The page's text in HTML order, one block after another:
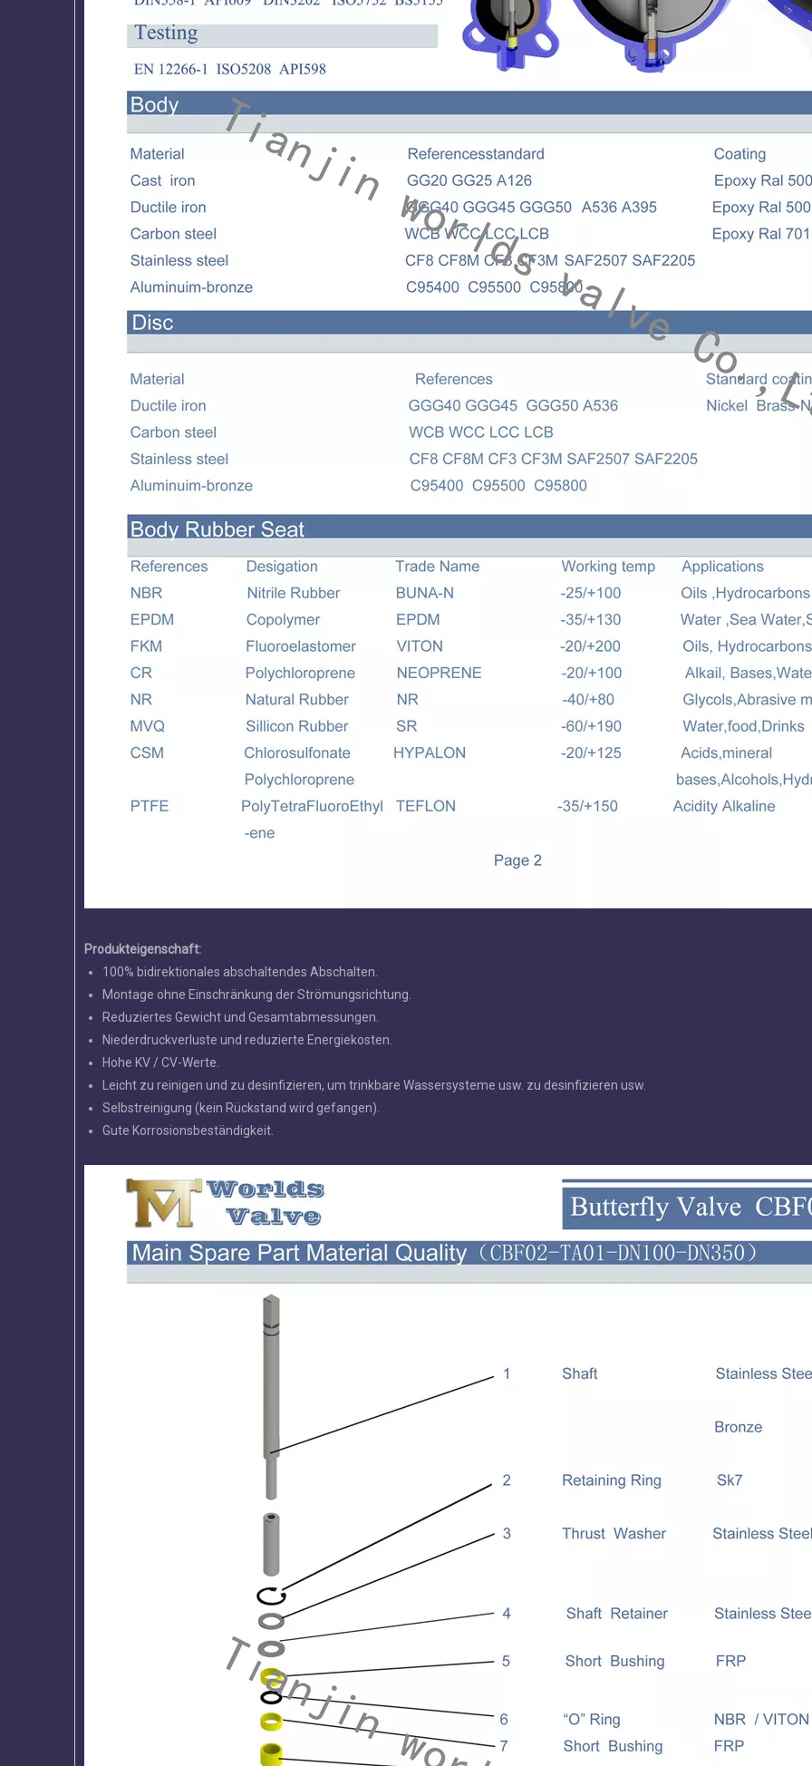
Produkteigenschaft:
100% bidirektionales abschaltendes Abschalten.
Montage ohne Einschränkung der Strömungsrichtung.
Reduziertes Gewicht und Gesamtabmessungen.
Niederdruckverluste und reduzierte Energiekosten.
Hohe KV / CV-Werte.
Leicht zu reinigen und zu desinfizieren, um trinkbare Wassersysteme usw. zu desinfizieren usw.
Selbstreinigung (kein Rückstand wird gefangen).
Gute Korrosionsbeständigkeit.